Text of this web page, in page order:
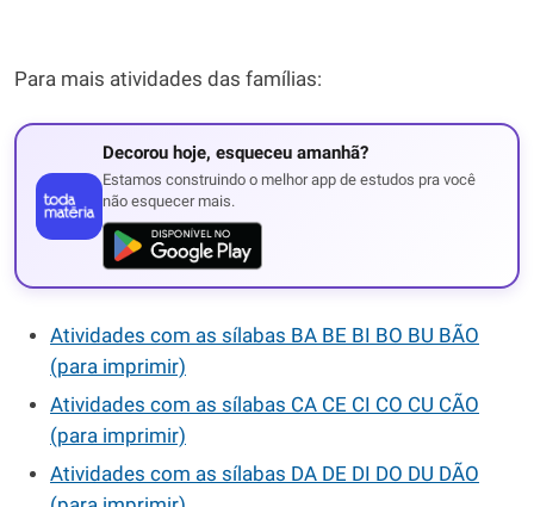
Para mais atividades das famílias:
Decorou hoje, esqueceu amanhã?
Estamos construindo o melhor app de estudos pra você
não esquecer mais.
Atividades com as sílabas BA BE BI BO BU BÃO
(para imprimir)
Atividades com as sílabas CA CE CI CO CU CÃO
(para imprimir)
Atividades com as sílabas DA DE DI DO DU DÃO